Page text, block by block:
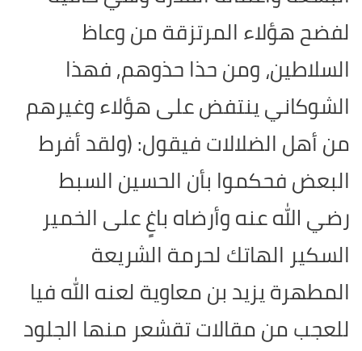
لفضح هؤلاء المرتزقة من وعاظ
السلاطين، ومن حذا حذوهم, فهذا
الشوكاني ينتفض على هؤلاء وغيرهم
من أهل الضلالات فيقول: (ولقد أفرط
البعض فحكموا بأن الحسين السبط
رضي الله عنه وأرضاه باغٍ على الخمير
السكير الهاتك لحرمة الشريعة
المطهرة يزيد بن معاوية لعنه الله فيا
للعجب من مقالات تقشعر منها الجلود